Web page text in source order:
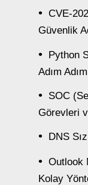
CVE-
Güvenlik
Python
Adım
SOC
Görevleri
DNS
Outlook
Kolay